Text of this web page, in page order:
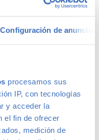
Configuración de anuncios
procesamos sus
IP, con tecnologías
y acceder la
el fin de ofrecer
medición de
91 €
5290